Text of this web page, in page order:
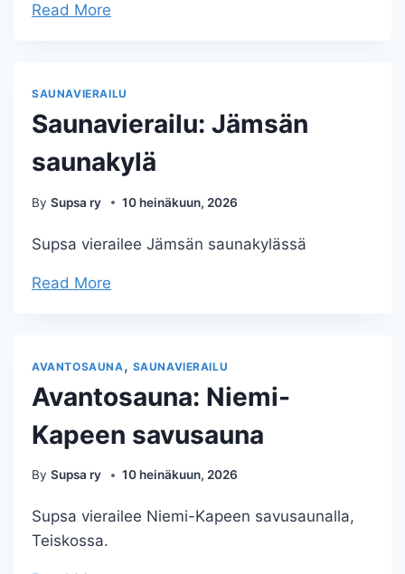
Read More
SAUNAVIERAILU
Saunavierailu: Jämsän
saunakylä
By Supsa ry 10 heinäkuun, 2026
Supsa vierailee Jämsän saunakylässä
Read More
AVANTOSAUNA , SAUNAVIERAILU
Avantosauna: Niemi-
Kapeen savusauna
By Supsa ry 10 heinäkuun, 2026
Supsa vierailee Niemi-Kapeen savusaunalla,
Teiskossa.